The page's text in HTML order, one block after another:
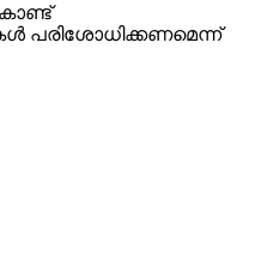
പരിശോധിക്കണമെന്ന്